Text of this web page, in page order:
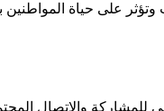
على حياة
للمشاركة والاتصال